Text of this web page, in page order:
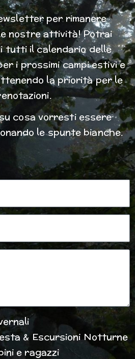
per rimanere
nostre attività! Potrai
tutti il calendario delle
i prossimi campi estivi e
la priorità per le
cosa vorresti essere
le spunte bianche.
& Escursioni Notturne
e ragazzi